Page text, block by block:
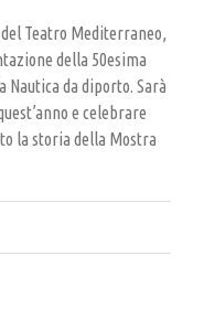
Teatro Mediterraneo,
della 50esima
Nautica da diporto. Sarà
e celebrare
la storia della Mostra